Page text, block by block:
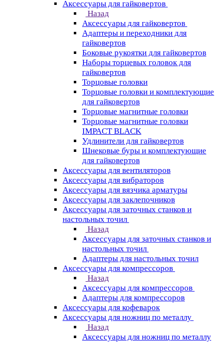
Аксессуары для гайковертов
Назад
Аксессуары для гайковертов
Адаптеры и переходники для
гайковертов
Боковые рукоятки для гайковертов
Наборы торцевых головок для
гайковертов
Торцовые головки
Торцовые головки и комплектующие
для гайковертов
Торцовые магнитные головки
Торцовые магнитные головки
IMPACT BLACK
Удлинители для гайковертов
Шнековые буры и комплектующие
для гайковертов
Аксессуары для вентиляторов
Аксессуары для вибраторов
Аксессуары для вязчика арматуры
Аксессуары для заклепочников
Аксессуары для заточных станков и
настольных точил
Назад
Аксессуары для заточных станков и
настольных точил
Адаптеры для настольных точил
Аксессуары для компрессоров
Назад
Аксессуары для компрессоров
Адаптеры для компрессоров
Аксессуары для кофеварок
Аксессуары для ножниц по металлу
Назад
Аксессуары для ножниц по металлу